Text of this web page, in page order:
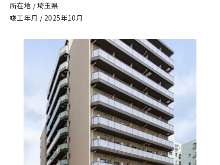
所在地 / 埼玉県
竣工年月 / 2025年10月